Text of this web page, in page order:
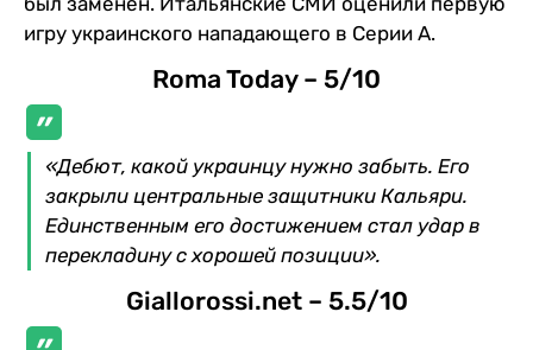
игру украинского нападающего в Серии А.
Roma Today – 5/10
«Дебют, какой украинцу нужно забыть. Его
закрыли центральные защитники Кальяри.
Единственным его достижением стал удар в
перекладину с хорошей позиции».
Giallorossi.net – 5.5/10